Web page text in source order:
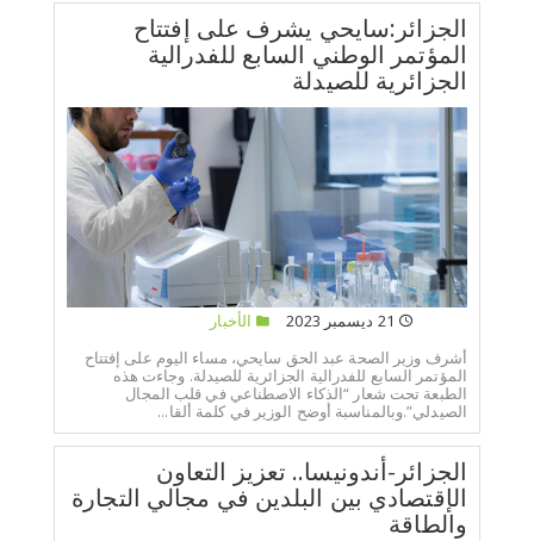
الجزائر:سايحي يشرف على إفتتاح
المؤتمر الوطني السابع للفدرالية
الجزائرية للصيدلة
الأخبار
أشرف وزير الصحة عبد الحق سايحي، مساء اليوم على إفتتاح
المؤتمر السابع للفدرالية الجزائرية للصيدلة. وجاءت هذه
الطبعة تحت شعار “الذكاء الاصطناعي في قلب المجال
الصيدلي”.وبالمناسبة أوضح الوزير في كلمة ألقا...
الجزائر-أندونيسا.. تعزيز التعاون
الإقتصادي بين البلدين في مجالي التجارة
والطاقة